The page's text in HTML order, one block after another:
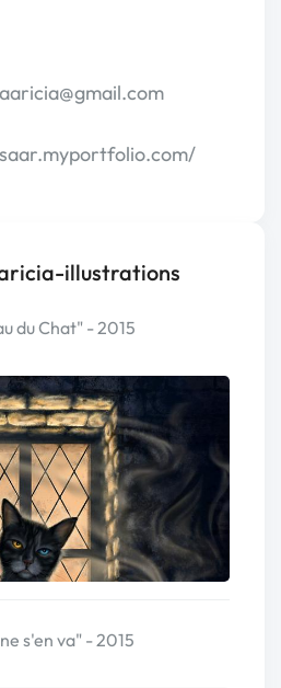
illustrations
du Chat" - 2015
s'en va" - 2015